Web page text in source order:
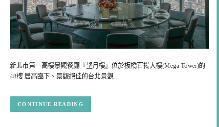
新北市第一高樓景觀餐廳『望月樓』位於板橋百揚大樓(Mega Tower)的
48樓 居高臨下、景觀絕佳的台北景觀…
CONTINUE READING